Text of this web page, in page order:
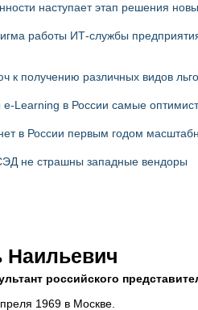
наступает этап решения
работы ИТ-службы
к получению различных видов
Learning в России самые
в России первым годом
не страшны западные вендоры
российского
1969 в Москве.